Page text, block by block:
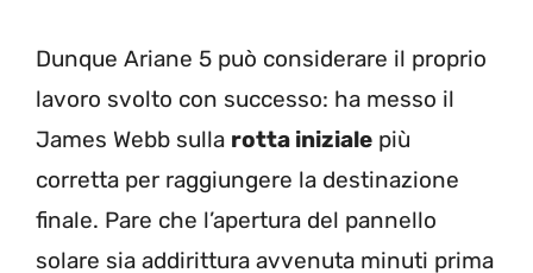
Dunque Ariane 5 può considerare il proprio
lavoro svolto con successo: ha messo il
James Webb sulla rotta iniziale più
corretta per raggiungere la destinazione
finale. Pare che l’apertura del pannello
solare sia addirittura avvenuta minuti prima